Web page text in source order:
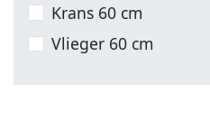
Krans 60 cm
Vlieger 60 cm